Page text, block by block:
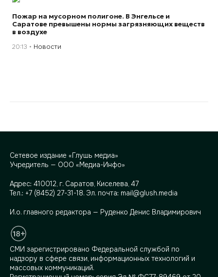
Пожар на мусорном полигоне. В Энгельсе и
Саратове превышены нормы загрязняющих веществ
в воздухе
20:13 Новости
Сетевое издание «Глушь медиа»
Учредитель — ООО «Медиа-Инфо»
Адрес: 410012, г. Саратов, Киселева, 47
Тел.: +7 (8452) 27-31-18. Эл. почта: mail@glush.media
И.о. главного редактора — Руденко Денис Владимирович
СМИ зарегистрировано Федеральной службой по
надзору в сфере связи, информационных технологий и
массовых коммуникаций.